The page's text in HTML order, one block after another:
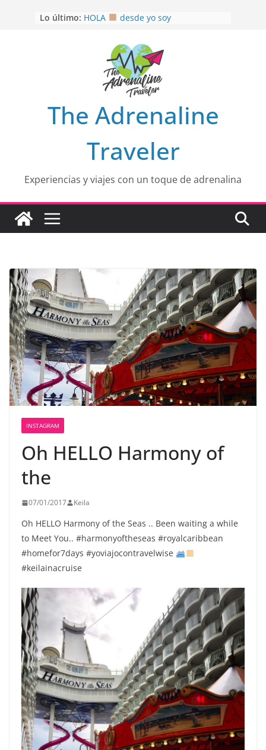
Lo último: OTRA PERSPECTIVA de RÍO EL
Aprovechando que Wen tenía que
EL SENDERO DEL CACAO: Excelente
opción
HOSPEDAJE AL NATURALSHH !!
The Adrenaline
Traveler
Experiencias y viajes con un toque de adrenalina
INSTAGRAM
Oh HELLO Harmony of
the
07/01/2017 Keila
Oh HELLO Harmony of the Seas .. Been waiting a while
to Meet You.. #harmonyoftheseas #royalcaribbean
#homefor7days #yoviajocontravelwise
#keilainacruise